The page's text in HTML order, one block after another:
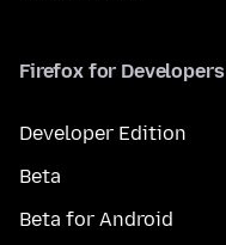
Firefox for Developers
Developer Edition
Beta
Beta for Android